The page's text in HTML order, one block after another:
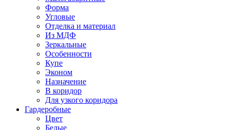
Форма
Угловые
Отделка и материал
Из МДФ
Зеркальные
Особенности
Купе
Эконом
Назначение
В коридор
Для узкого коридора
Гардеробные
Цвет
Белые